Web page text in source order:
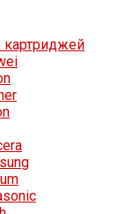
картриджей